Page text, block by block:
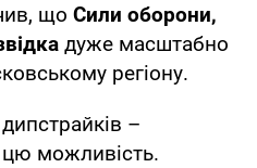
що Сили оборони,
дуже масштабно
регіону.
–
цю можливість.